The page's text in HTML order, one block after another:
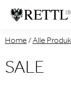
Home/Alle
SALE